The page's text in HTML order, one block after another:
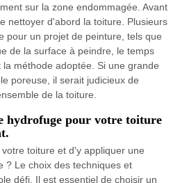
sur la zone endommagée. Avant
nettoyer d'abord la toiture. Plusieurs
pour un projet de peinture, tels que
de la surface à peindre, le temps
méthode adoptée. Si une grande
poreuse, il serait judicieux de
de la toiture.
hydrofuge pour votre toiture
toiture et d'y appliquer une
? Le choix des techniques et
défi. Il est essentiel de choisir un